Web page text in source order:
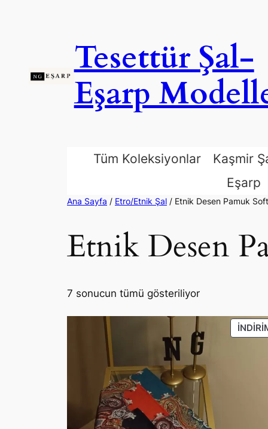
Tesettür Şal-
Eşarp
Tüm Koleksiyonlar Kaşmir
Eşarp
Ana Sayfa / Etro/Etnik Şal / Etnik Desen Pamuk
Etnik Desen
7 sonucun tümü gösteriliyor